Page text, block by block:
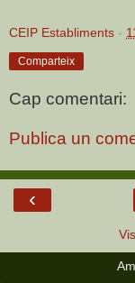
CEIP Establiments -
Comparteix
Cap comentari:
Publica un
‹